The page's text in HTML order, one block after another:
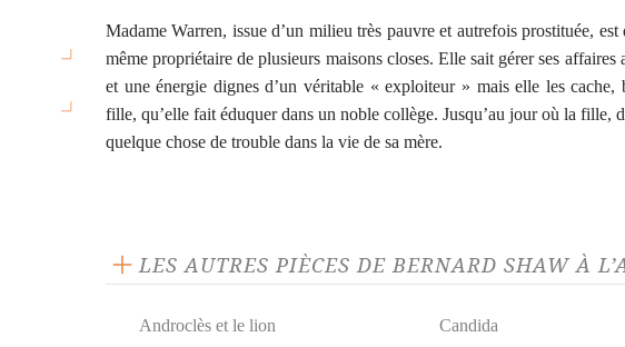
Madame Warren, issue d’un milieu très pauvre et autrefois prostituée, est
même propriétaire de plusieurs maisons closes. Elle sait gérer ses affaires
et une énergie dignes d’un véritable « exploiteur » mais elle les cache,
fille, qu’elle fait éduquer dans un noble collège. Jusqu’au jour où la fille,
quelque chose de trouble dans la vie de sa mère.
LES AUTRES PIÈCES DE BERNARD SHAW À
Androclès et le lion Candida